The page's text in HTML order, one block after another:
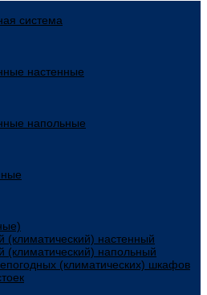
система
настенные
напольные
настенный
напольный
(климатических) шкафов